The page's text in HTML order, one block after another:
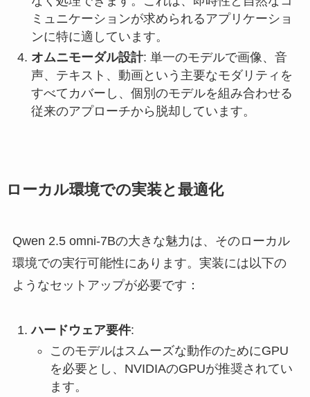
ミュニケーションが求められるアプリケーショ
ンに特に適しています。
オムニモーダル設計: 単一のモデルで画像、音
声、テキスト、動画という主要なモダリティを
すべてカバーし、個別のモデルを組み合わせる
従来のアプローチから脱却しています。
ローカル環境での実装と最適化
Qwen 2.5 omni-7Bの大きな魅力は、そのローカル
環境での実行可能性にあります。実装には以下の
ようなセットアップが必要です：
ハードウェア要件:
このモデルはスムーズな動作のためにGPU
を必要とし、NVIDIAのGPUが推奨されてい
ます。